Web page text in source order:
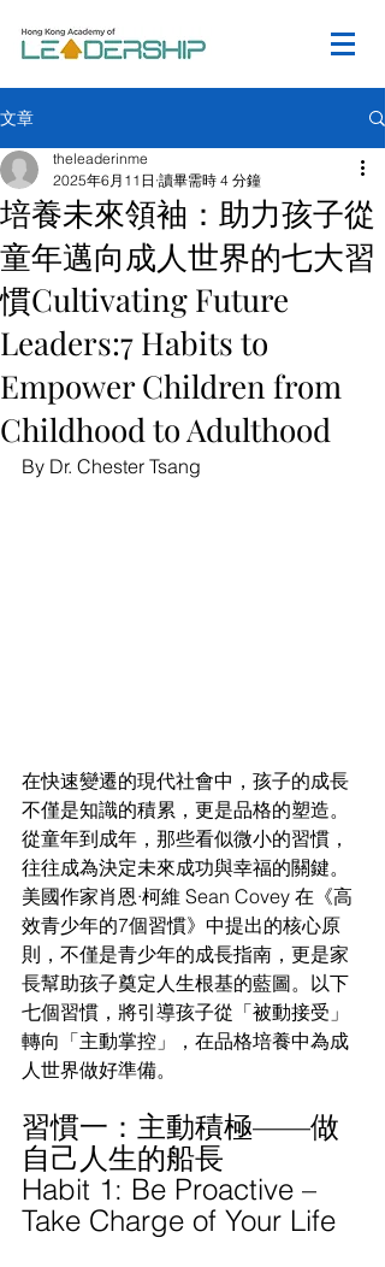
文章
培養未來領袖：助力孩子從
童年邁向成人世界的七大習
慣Cultivating Future
Leaders:7 Habits to
Empower Children from
Childhood to Adulthood
theleaderinme
2025年6月11日 讀畢需時 4 分鐘
By Dr. Chester Tsang
在快速變遷的現代社會中，孩子的成長
不僅是知識的積累，更是品格的塑造。
從童年到成年，那些看似微小的習慣，
往往成為決定未來成功與幸福的關鍵。
美國作家肖恩·柯維 Sean Covey 在《高
效青少年的7個習慣》中提出的核心原
則，不僅是青少年的成長指南，更是家
長幫助孩子奠定人生根基的藍圖。以下
七個習慣，將引導孩子從「被動接受」
轉向「主動掌控」，在品格培養中為成
人世界做好準備。
習慣一：主動積極——做
自己人生的船長
Habit 1: Be Proactive –
Take Charge of Your Life